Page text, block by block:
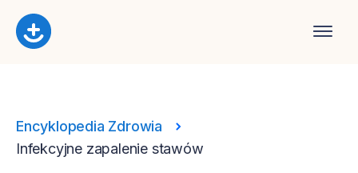
Encyklopedia Zdrowia
Infekcyjne zapalenie stawów